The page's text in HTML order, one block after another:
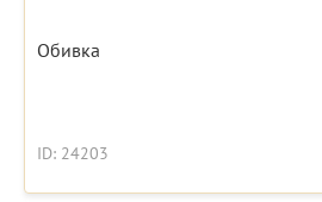
Обивка
ID: 24203